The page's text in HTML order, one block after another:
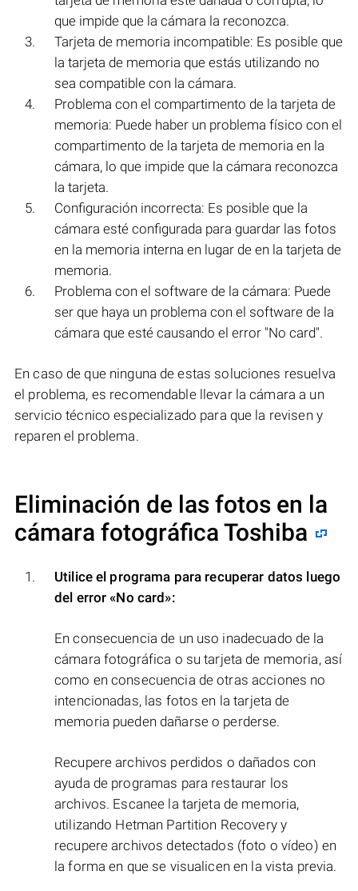
que impide que la cámara la reconozca.
Tarjeta de memoria incompatible: Es posible que
la tarjeta de memoria que estás utilizando no
sea compatible con la cámara.
Problema con el compartimento de la tarjeta de
memoria: Puede haber un problema físico con el
compartimento de la tarjeta de memoria en la
cámara, lo que impide que la cámara reconozca
la tarjeta.
Configuración incorrecta: Es posible que la
cámara esté configurada para guardar las fotos
en la memoria interna en lugar de en la tarjeta de
memoria.
Problema con el software de la cámara: Puede
ser que haya un problema con el software de la
cámara que esté causando el error "No card".
En caso de que ninguna de estas soluciones resuelva
el problema, es recomendable llevar la cámara a un
servicio técnico especializado para que la revisen y
reparen el problema.
Eliminación de las fotos en la
cámara fotográfica Toshiba
Utilice el programa para recuperar datos luego
del error«No card»:
En consecuencia de un uso inadecuado de la
cámara fotográfica o su tarjeta de memoria, así
como en consecuencia de otras acciones no
intencionadas, las fotos en la tarjeta de
memoria pueden dañarse o perderse.
Recupere archivos perdidos o dañados con
ayuda de programas para restaurar los
archivos. Escanee la tarjeta de memoria,
utilizando Hetman Partition Recovery y
recupere archivos detectados (foto o vídeo) en
la forma en que se visualicen en la vista previa.